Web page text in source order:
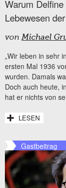
Warum
Lebewesen
vonMichael
„Wir leben in sehr
ersten Mal 1936
wurden. Damals
Doch auch heute,
hat er nichts von
LESEN
Gastbeitrag